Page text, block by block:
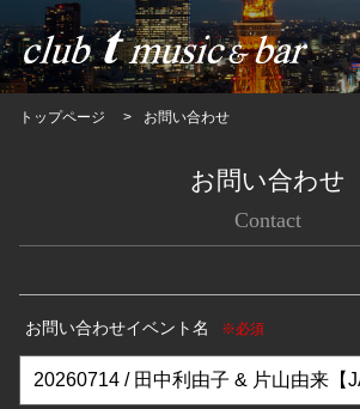
トップページ お問い合わせ
お問い合わせ
Contact
お問い合わせイベント名 ※必須